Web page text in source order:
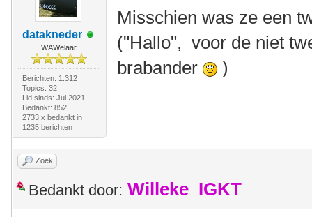
datakneder
WAWelaar
Berichten: 1.312
Topics: 32
Lid sinds: Jul 2021
Bedankt: 852
2733 x bedankt in
1235 berichten
Misschien was ze een
("Hallo", voor de niet
brabander
)
Zoek
Bedankt door: Willeke_IGKT